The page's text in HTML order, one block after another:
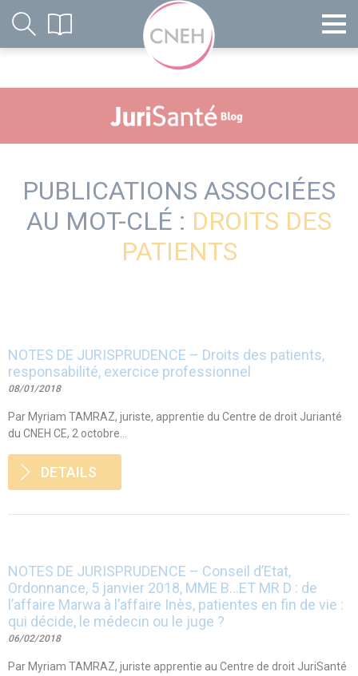
PUBLICATIONS ASSOCIÉES
AU MOT-CLÉ : DROITS DES
PATIENTS
NOTES DE JURISPRUDENCE – Droits des patients,
responsabilité, exercice professionnel
08/01/2018
Par Myriam TAMRAZ, juriste, apprentie du Centre de droit Jurianté
du CNEH CE, 2 octobre...
DETAILS
NOTES DE JURISPRUDENCE – Conseil d’Etat,
Ordonnance, 5 janvier 2018, MME B…ET MR D : de
l’affaire Marwa à l’affaire Inès, patientes en fin de vie :
qui décide, le médecin ou le juge ?
06/02/2018
Par Myriam TAMRAZ, juriste apprentie au Centre de droit JuriSanté